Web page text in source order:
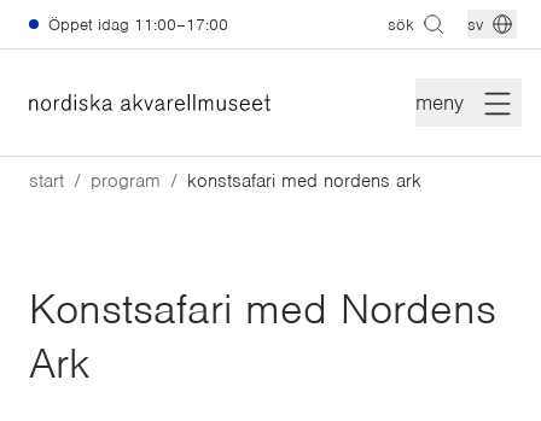
Hoppa till huvudinnehåll
Öppet idag 11:00–17:00 sök sv
meny
start program konstsafari med nordens ark
Konstsafari med Nordens
Ark